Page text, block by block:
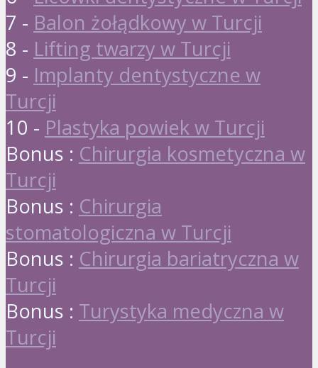
7 - Balon żołądkowy w Turcji
8 - Lifting twarzy w Turcji
9 - Implanty dentystyczne w
Turcji
10 - Plastyka powiek w Turcji
Bonus : Chirurgia kosmetyczna w
Turcji
Bonus : Chirurgia
stomatologiczna w Turcji
Bonus : Chirurgia bariatryczna w
Turcji
Bonus : Turystyka medyczna w
Turcji